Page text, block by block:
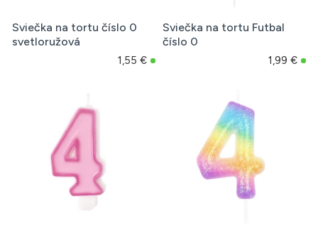
Sviečka na tortu číslo 0
svetloružová
1,55 €
Sviečka na tortu Futbal
číslo 0
1,99 €